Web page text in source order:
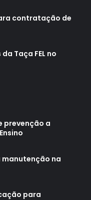
contratação de
Taça FEL no
prevenção a
na
para